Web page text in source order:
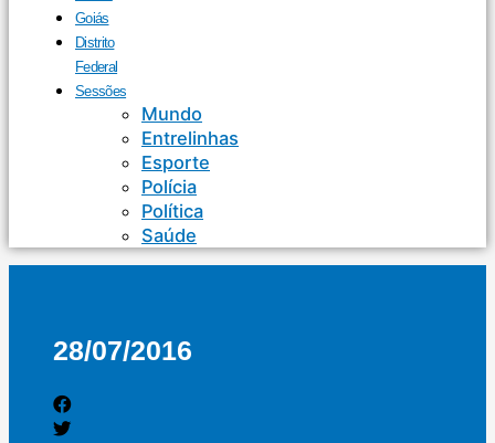
Goiás
Distrito
Federal
Sessões
Mundo
Entrelinhas
Esporte
Polícia
Política
Saúde
28/07/2016